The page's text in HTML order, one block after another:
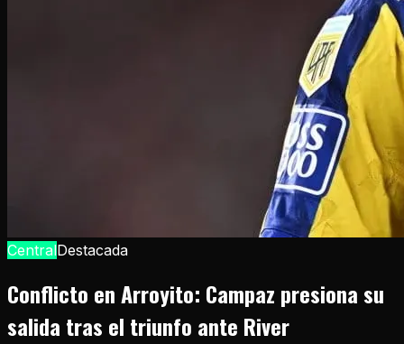
CentralDestacada
Conflicto en Arroyito: Campaz presiona su
salida tras el triunfo ante River